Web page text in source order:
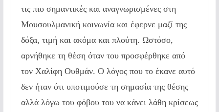
τις πιο σημαντικές και αναγνωρισμένες στη
Μουσουλμανική κοινωνία και έφερνε μαζί της
δόξα, τιμή και ακόμα και πλούτη. Ωστόσο,
αρνήθηκε τη θέση όταν του προσφέρθηκε από
τον Χαλίφη Ουθμάν. Ο λόγος που το έκανε αυτό
δεν ήταν ότι υποτιμούσε τη σημασία της θέσης
αλλά λόγω του φόβου του να κάνει λάθη κρίσεως